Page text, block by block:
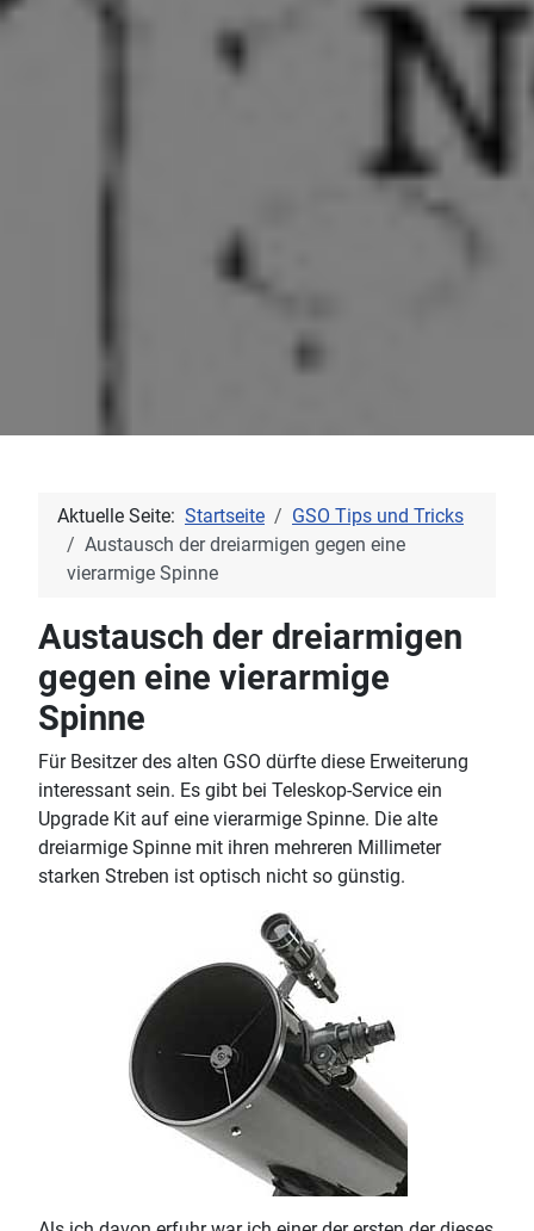
Aktuelle Seite: Startseite
GSO Tips und Tricks
Austausch der dreiarmigen gegen eine
vierarmige Spinne
Austausch der dreiarmigen
gegen eine vierarmige
Spinne
Für Besitzer des alten GSO dürfte diese Erweiterung
interessant sein. Es gibt bei Teleskop-Service ein
Upgrade Kit auf eine vierarmige Spinne. Die alte
dreiarmige Spinne mit ihren mehreren Millimeter
starken Streben ist optisch nicht so günstig.